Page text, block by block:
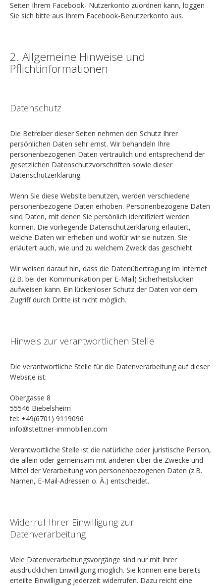
Seiten Ihrem Facebook- Nutzerkonto zuordnen kann, loggen
Sie sich bitte aus Ihrem Facebook-Benutzerkonto aus.
2. Allgemeine Hinweise und
Pflichtinformationen
Datenschutz
Die Betreiber dieser Seiten nehmen den Schutz Ihrer
persönlichen Daten sehr ernst. Wir behandeln Ihre
personenbezogenen Daten vertraulich und entsprechend der
gesetzlichen Datenschutzvorschriften sowie dieser
Datenschutzerklärung.
Wenn Sie diese Website benutzen, werden verschiedene
personenbezogene Daten erhoben. Personenbezogene Daten
sind Daten, mit denen Sie persönlich identifiziert werden
können. Die vorliegende Datenschutzerklärung erläutert,
welche Daten wir erheben und wofür wir sie nutzen. Sie
erläutert auch, wie und zu welchem Zweck das geschieht.
Wir weisen darauf hin, dass die Datenübertragung im Internet
(z.B. bei der Kommunikation per E-Mail) Sicherheitslücken
aufweisen kann. Ein lückenloser Schutz der Daten vor dem
Zugriff durch Dritte ist nicht möglich.
Hinweis zur verantwortlichen Stelle
Die verantwortliche Stelle für die Datenverarbeitung auf dieser
Website ist:
Obergasse 8
55546 Biebelsheim
tel: +49(6701) 9119096
info@stettner-immobilien.com
Verantwortliche Stelle ist die natürliche oder juristische Person,
die allein oder gemeinsam mit anderen über die Zwecke und
Mittel der Verarbeitung von personenbezogenen Daten (z.B.
Namen, E-Mail-Adressen o. Ä.) entscheidet.
Widerruf Ihrer Einwilligung zur
Datenverarbeitung
Viele Datenverarbeitungsvorgänge sind nur mit Ihrer
ausdrücklichen Einwilligung möglich. Sie können eine bereits
erteilte Einwilligung jederzeit widerrufen. Dazu reicht eine